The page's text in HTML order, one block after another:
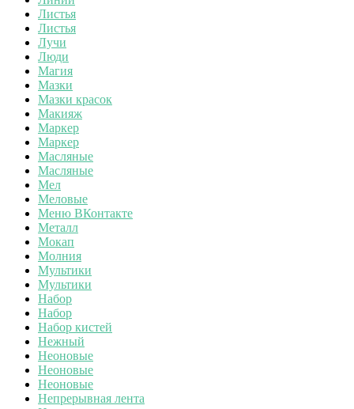
Листья
Листья
Лучи
Люди
Магия
Мазки
Мазки красок
Макияж
Маркер
Маркер
Масляные
Масляные
Мел
Меловые
Меню ВКонтакте
Металл
Мокап
Молния
Мультики
Мультики
Набор
Набор
Набор кистей
Нежный
Неоновые
Неоновые
Неоновые
Непрерывная лента